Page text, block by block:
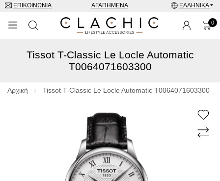
ΕΠΙΚΟΙΝΩΝΊΑ ΑΓΑΠΗΜΈΝΑ ΕΛΛΗΝΙΚΆ
0
ΜΑΡΚΕΣ
ΓΥΑΛΙΆ ΗΛΊΟΥ
ΑΞΕΣΟΥΑΡ
SPECIAL OFFERS
Tissot T-Classic Le Locle Automatic
T0064071603300
Αρχική Tissot T-Classic Le Locle Automatic T0064071603300